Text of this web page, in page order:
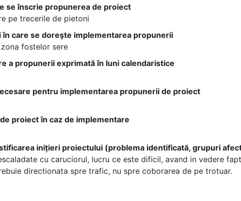
se înscrie propunerea de proiect
pe trecerile de pietoni
care se doreşte implementarea propunerii
fostelor sere
a propunerii exprimată în luni calendaristice
pentru implementarea propunerii de proiect
proiect în caz de implementare
inițieri proiectului (problema identificată, grupuri
cu caruciorul, lucru ce este dificil, avand in vedere
directionata spre trafic, nu spre coborarea de pe trotuar.